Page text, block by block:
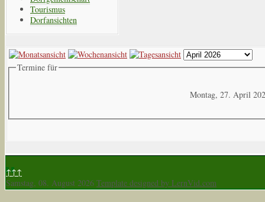
Tourismus
Dorfansichten
Termine für
Montag, 27. April
↑↑↑
Samstag, 08. August 2026 Template designed by LernVid.com